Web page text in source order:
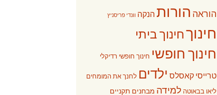
הוראה הורות הנקה וונדי פריסניץ
חינוךחינוך ביתי
חינוך חופשי חינוך חופשי רדיקלי
טרייסי קאסלס ילדים לחנך את המומחים
ליאו בבאוטה למידה מבחנים תקניים